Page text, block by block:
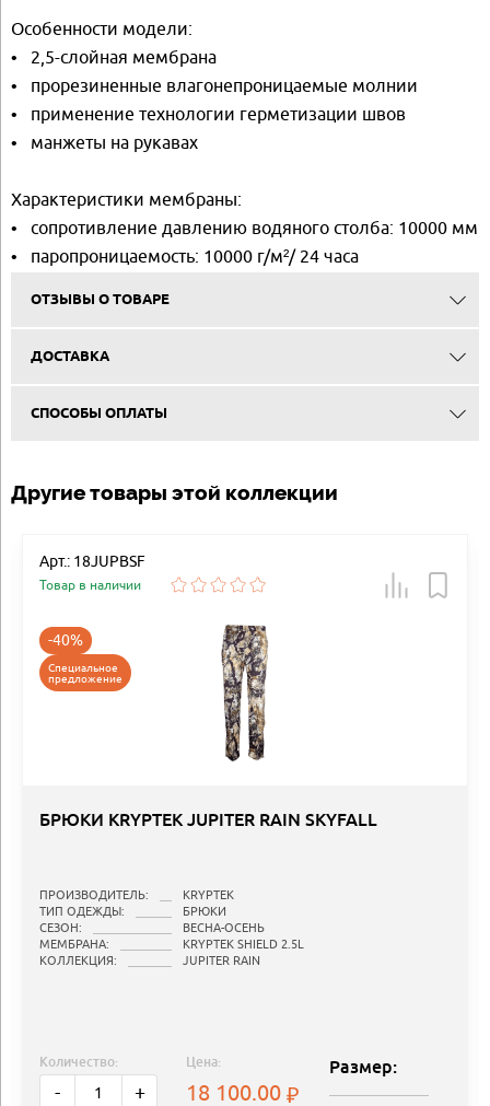
Особенности модели:
• 2,5-слойная мембрана
• прорезиненные влагонепроницаемые молнии
• применение технологии герметизации швов
• манжеты на рукавах
Характеристики мембраны:
• сопротивление давлению водяного столба: 10000 мм
• паропроницаемость: 10000 г/м²/ 24 часа
ОТЗЫВЫ О ТОВАРЕ
ДОСТАВКА
СПОСОБЫ ОПЛАТЫ
Другие товары этой коллекции
Арт.: 18JUPBSF
Товар в наличии
-40%
Специальное
предложение
БРЮКИ KRYPTEK JUPITER RAIN SKYFALL
ПРОИЗВОДИТЕЛЬ:
KRYPTEK
ТИП ОДЕЖДЫ:
БРЮКИ
СЕЗОН:
ВЕСНА-ОСЕНЬ
МЕМБРАНА:
KRYPTEK SHIELD 2.5L
КОЛЛЕКЦИЯ:
JUPITER RAIN
Количество:
- +
Цена:
18 100.00
Размер: